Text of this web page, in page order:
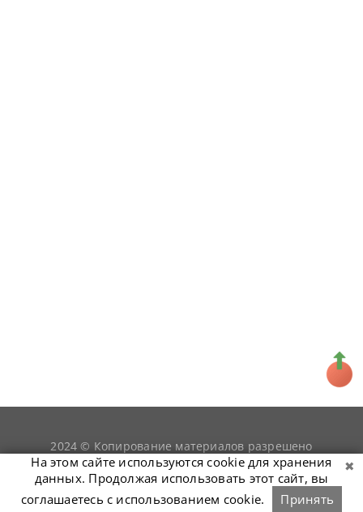
2024 © Копирование материалов разрешено
только при условии гиперссылки наsnookerist.ru
На этом сайте используются cookie для хранения
данных. Продолжая использовать этот сайт, вы
соглашаетесь с использованием cookie.
Принять